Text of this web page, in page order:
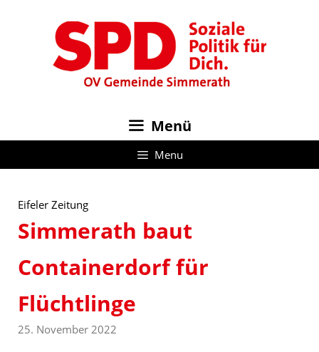
Menü
Menu
Eifeler Zeitung
Simmerath baut
Containerdorf für
Flüchtlinge
25. November 2022